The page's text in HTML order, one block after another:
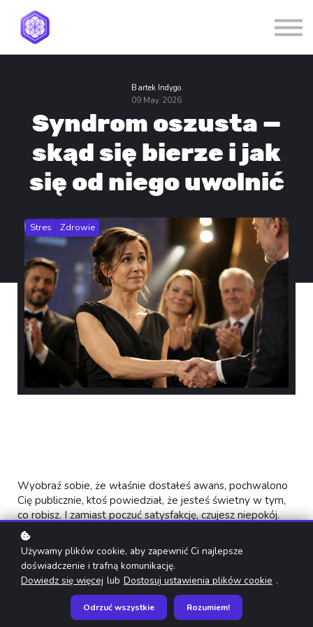
Kontakt
Zaloguj się
Zarejestruj się
Bartek Indygo
09 May 2026
Syndrom oszusta —
skąd się bierze i jak
się od niego uwolnić
Stres Zdrowie
Wyobraź sobie, że właśnie dostałeś awans, pochwalono
Cię publicznie, ktoś powiedział, że jesteś świetny w tym,
co robisz. I zamiast poczuć satysfakcję, czujesz niepokój.
Myśl, która pojawia się zaraz po, brzmi mniej więcej tak: "
tylko kwestia czasu, aż się zorientują ". Zorientują się, że
jesteś przeciętny. Że to był przypadek. Że nie zasługujesz.
Jeśli to brzmi znajomo —witaj w świecie syndromu
Nie jesteś w nim sam. I nie jest to kwestia tego,
że masz zbyt niską samoocenę ani że powinieneś bardziej
Używamy plików cookie, aby zapewnić Ci najlepsze
doświadczenie i trafną komunikację.
Dowiedz się więcej lub Dostosuj ustawienia plików cookie .
Odrzuć wszystkie Rozumiem!